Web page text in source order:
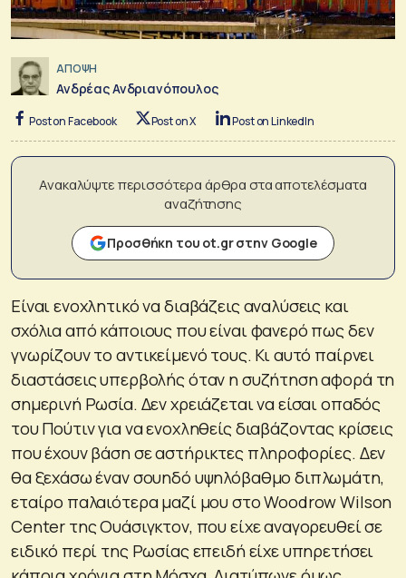
ΑΠΟΨΗ
Ανδρέας Ανδριανόπουλος
Post on Facebook Post on X Post on LinkedIn
Ανακαλύψτε περισσότερα άρθρα στα αποτελέσματα
αναζήτησης
Προσθήκη του ot.gr στην Google
Είναι ενοχλητικό να διαβάζεις αναλύσεις και
σχόλια από κάποιους που είναι φανερό πως δεν
γνωρίζουν το αντικείμενό τους. Κι αυτό παίρνει
διαστάσεις υπερβολής όταν η συζήτηση αφορά τη
σημερινή Ρωσία. Δεν χρειάζεται να είσαι οπαδός
του Πούτιν για να ενοχληθείς διαβάζοντας κρίσεις
που έχουν βάση σε αστήρικτες πληροφορίες. Δεν
θα ξεχάσω έναν σουηδό υψηλόβαθμο διπλωμάτη,
εταίρο παλαιότερα μαζί μου στο Woodrow Wilson
Center της Ουάσιγκτον, που είχε αναγορευθεί σε
ειδικό περί της Ρωσίας επειδή είχε υπηρετήσει